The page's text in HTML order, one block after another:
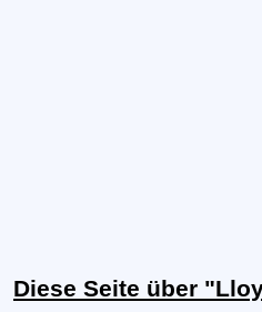
Diese Seite über